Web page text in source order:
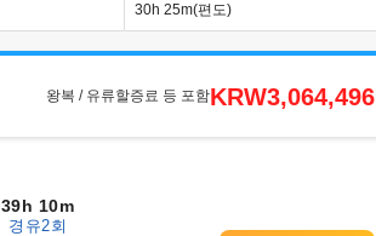
30h 25m(편도)
왕복 / 유류할증료 등 포함KRW3,064,496
39h 10m
경유2회